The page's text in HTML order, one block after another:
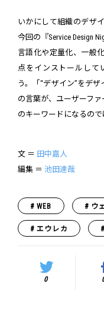
いかにして組織のデザ
今回の『Service Design
言語化や定量化、一般
点をインストールして
う。「“デザイン”をデ
の言葉が、ユーザーフ
のキーワードになるので
文 ＝ 田中嘉人
編集 ＝ 池田達哉
WEB ウ
エウレカ
0